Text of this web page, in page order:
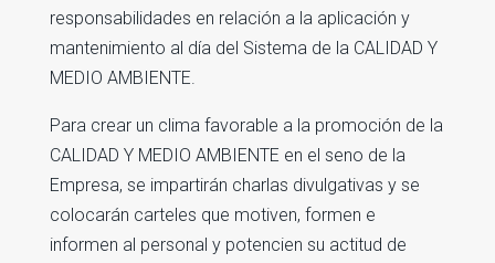
responsabilidades en relación a la aplicación y
mantenimiento al día del Sistema de la CALIDAD Y
MEDIO AMBIENTE.
Para crear un clima favorable a la promoción de la
CALIDAD Y MEDIO AMBIENTE en el seno de la
Empresa, se impartirán charlas divulgativas y se
colocarán carteles que motiven, formen e
informen al personal y potencien su actitud de